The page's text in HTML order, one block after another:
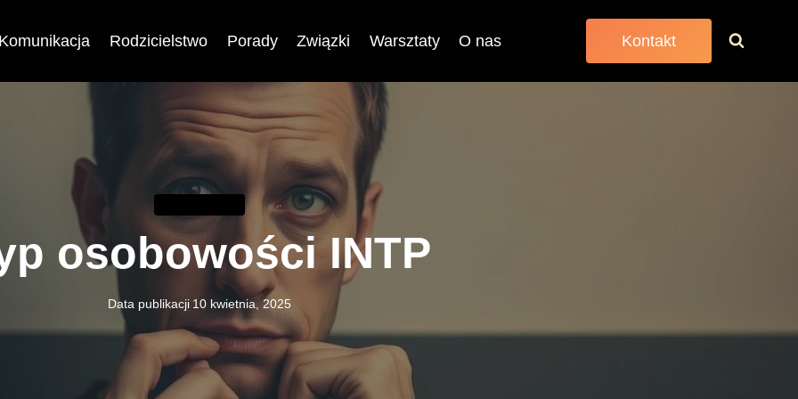
Komunikacja Rodzicielstwo Porady Związki Warsztaty O nas Kontakt
osobowości INTP
Data publikacji 10 kwietnia, 2025